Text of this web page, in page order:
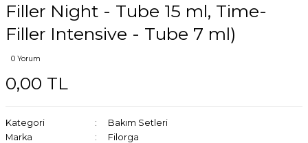
Filler Night - Tube 15 ml, Time-
Filler Intensive - Tube 7 ml)
0 Yorum
0,00 TL
Kategori
Bakım Setleri
Marka
Filorga